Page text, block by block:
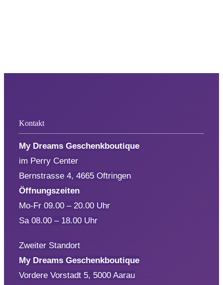
Kontakt
My Dreams Geschenkboutique
im Perry Center
Bernstrasse 4, 4665 Oftringen
Öffnungszeiten
Mo-Fr 09.00 – 20.00 Uhr
Sa 08.00 – 18.00 Uhr
Zweiter Standort
My Dreams Geschenkboutique
Vordere Vorstadt 5, 5000 Aarau